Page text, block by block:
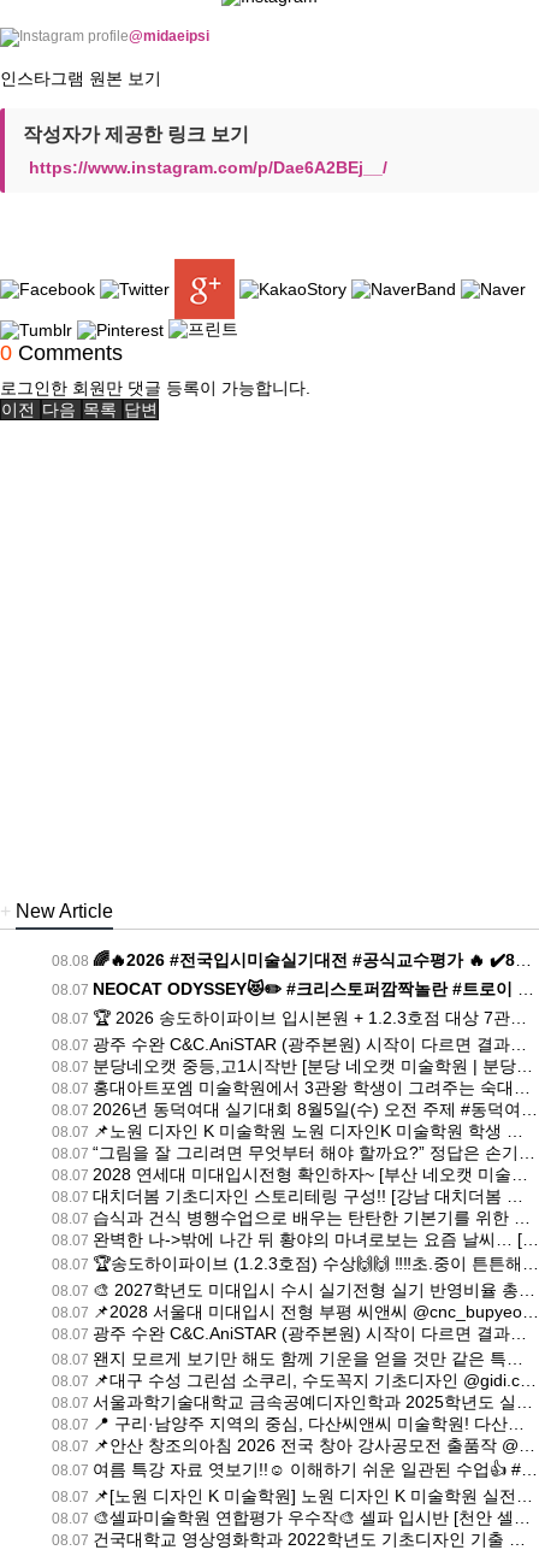
@midaeipsi
인스타그램 원본 보기
작성자가 제공한 링크 보기
https://www.instagram.com/p/Dae6A2BEj__/
0 Comments
로그인한 회원만 댓글 등록이 가능합니다.
이전 다음 목록 답변
+ New Article
08.08 🌈🔥2026 #전국입시미술실기대전 #공식교수평가 🔥 ✔️8월 6일 목 13:00 전국 동시 실시
08.07 NEOCAT ODYSSEY😻✏️ #크리스토퍼깜짝놀란 #트로이 #Odyssey #troy
08.07 🏆 2026 송도하이파이브 입시본원 + 1.2.3호점 대상 7관왕! 한양대·인하대·실기대회를 비롯해 세대공감효 공모전, 호수예술제 공모전, 재난구호 공모전 초등·중등 부문,생명의바다 대회까지! [송도 하이파이브입시본원 미술학원 | 송도미술학원 하이파이브입시본원]
08.07 광주 수완 C&C.AniSTAR (광주본원) 시작이 다르면 결과가 다르다! [광주 수완씨앤씨 미술학원 | 광주미술학원 수완씨앤씨]
08.07 분당네오캣 중등,고1시작반 [분당 네오캣 미술학원 | 분당미술학원 네오캣]
08.07 홍대아트포엠 미술학원에서 3관왕 학생이 그려주는 숙대건대 제시어풀이 유형! [홍대 아트포엠 미술학원 | 홍대미술학원 아트포엠]
08.07 2026년 동덕여대 실기대회 8월5일(수) 오전 주제 #동덕여대 #동덕여대실기대회 #동덕여대실기대회주제 #다산씨앤씨미술학원 #남양주미술학원 [구리남양주 다산씨앤씨 미술학원 | 구리남양주미술학원 다산씨앤씨]
08.07 📌노원 디자인 K 미술학원 노원 디자인K 미술학원 학생 시험작!!!! [노원 디자인K 미술학원 | 노원미술학원 디자인K]
08.07 “그림을 잘 그리려면 무엇부터 해야 할까요?” 정답은 손기술보다 먼저, [강서 아트포엠 미술학원 | 강서미술학원 아트포엠]
08.07 2028 연세대 미대입시전형 확인하자~ [부산 네오캣 미술학원 | 부산미술학원 네오캣]
08.07 대치더봄 기초디자인 스토리테링 구성!! [강남 대치더봄 미술학원 | 강남미술학원 대치더봄]
08.07 습식과 건식 병행수업으로 배우는 탄탄한 기본기를 위한 예비반 기초조형 교재들 [대구 수성그린섬 미술학원 | 대구미술학원 수성그린섬]
08.07 완벽한 나->밖에 나간 뒤 황야의 마녀로보는 요즘 날씨… [인천 플라이 미술학원 | 인천미술학원 플라이]
08.07 🏆송도하이파이브 (1.2.3호점) 수상🙌🙌 ‼️‼️초.중이 튼튼해야 미래다! 초.중도 잘하는 송하♥️ [송도 하이파이브입시본원 미술학원 | 송도미술학원 하이파이브입시본원]
08.07 🎨 2027학년도 미대입시 수시 실기전형 실기 반영비율 총정리! [강남 씨앤씨 미술학원 | 강남미술학원 씨앤씨]
08.07 📌2028 서울대 미대입시 전형 부평 씨앤씨 @cnc_bupyeong_campus ・・・ [부평 씨앤씨입시본원 미술학원 | 부평미술학원 씨앤씨입시본원]
08.07 광주 수완 C&C.AniSTAR (광주본원) 시작이 다르면 결과가 다르다! [광주 수완씨앤씨 미술학원 | 광주미술학원 수완씨앤씨]
08.07 왠지 모르게 보기만 해도 함께 기운을 얻을 것만 같은 특별한 구호⁉️ *1분 이후 부터 구호 준비 👏 영상을 끝까지 시청하셔서, 미대입시 합격을 향한! [홍대 유니온 미술학원 | 홍대미술학원 유니온]
08.07 📌대구 수성 그린섬 소쿠리, 수도꼭지 기초디자인 @gidi.c @ss_greensum ・・・ [대구 수성그린섬 미술학원 | 대구미술학원 수성그린섬]
08.07 서울과학기술대학교 금속공예디자인학과 2025학년도 실기 기출 🩵 주전자와 케이블 타이를 활용해 ’휴대용 물병 용기‘를 디자인하는 문제였습니다. [부산 해운대테드 미술학원 | 부산미술학원 해운대테드]
08.07 📍 구리·남양주 지역의 중심, 다산씨앤씨 미술학원! 다산역 인근이라는 가까운 거리뿐만 아니라 [구리남양주 다산씨앤씨 미술학원 | 구리남양주미술학원 다산씨앤씨]
08.07 📌안산 창조의아침 2026 전국 창아 강사공모전 출품작 @ansan_changa #안산미술학원 #시흥미술학원 #안산입시미술학원 #안산창조의아침 #안신창이 [안산 창조의아침 미술학원 | 안산미술학원 창조의아침]
08.07 여름 특강 자료 엿보기!!☺️ 이해하기 쉬운 일관된 수업👍 #예고입시 #중2 #중3 #중1 #방배동미술학원 [서초 하이파이브 미술학원 | 서초미술학원 하이파이브]
08.07 📌[노원 디자인 K 미술학원] 노원 디자인 K 미술학원 실전대비 시범작!! [노원 디자인K 미술학원 | 노원미술학원 디자인K]
08.07 🎨셀파미술학원 연합평가 우수작🎨 셀파 입시반 [천안 셀파 미술학원 | 천안미술학원 셀파]
08.07 건국대학교 영상영화학과 2022학년도 기초디자인 기출 🩵 제시된 입체도형에 재료와 질감을 입히고, 바위와 잎으로 공간을 연출하는 문제였습니다. [부산 해운대테드 미술학원 | 부산미술학원 해운대테드]